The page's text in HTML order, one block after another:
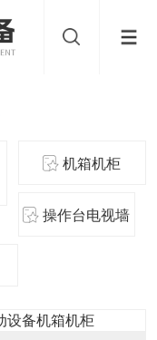
机箱机柜
操作台电视墙